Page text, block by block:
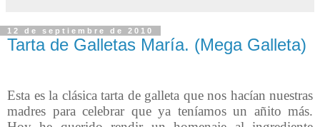
12 de septiembre de 2010
Tarta de Galletas María. (Mega Galleta)
Esta es la clásica tarta de galleta que nos hacían nuestras
madres para celebrar que ya teníamos un añito más.